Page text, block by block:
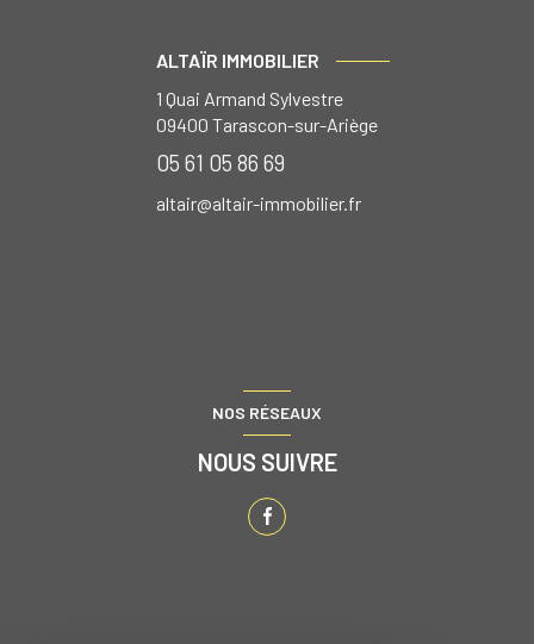
ALTAÏR IMMOBILIER
1 Quai Armand Sylvestre
09400 Tarascon-sur-Ariège
05 61 05 86 69
altair@altair-immobilier.fr
NOS RÉSEAUX
NOUS SUIVRE